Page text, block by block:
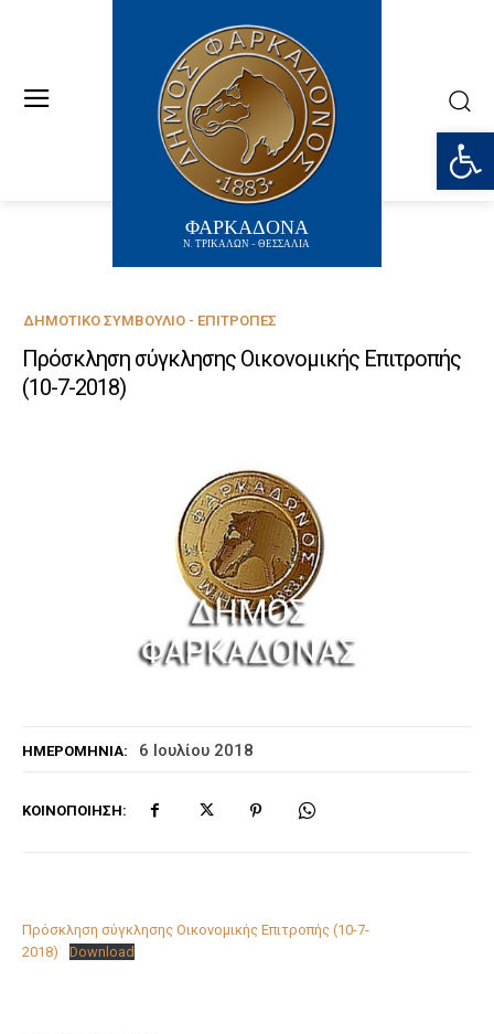
ΦΑΡΚΑΔΟΝΑ
Ν. ΤΡΙΚΑΛΩΝ - ΘΕΣΣΑΛΙΑ
ΗΜΕΡΟΜΗΝΊΑ: 6 Ιουλίου 2018
ΚΟΙΝΟΠΟΊΗΣΗ:
ΔΗΜΟΤΙΚΌ ΣΥΜΒΟΎΛΙΟ - ΕΠΙΤΡΟΠΈΣ
Πρόσκληση σύγκλησης Οικονομικής Επιτροπής
(10-7-2018)
Πρόσκληση σύγκλησης Οικονομικής Επιτροπής (10-7-
2018)
Download